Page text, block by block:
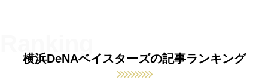
横浜DeNAベイスターズの記事ランキング